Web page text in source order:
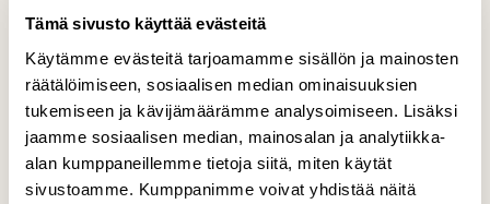
Tämä sivusto käyttää evästeitä
Käytämme evästeitä tarjoamamme sisällön ja mainosten
räätälöimiseen, sosiaalisen median ominaisuuksien
tukemiseen ja kävijämäärämme analysoimiseen. Lisäksi
jaamme sosiaalisen median, mainosalan ja analytiikka-
alan kumppaneillemme tietoja siitä, miten käytät
sivustoamme. Kumppanimme voivat yhdistää näitä